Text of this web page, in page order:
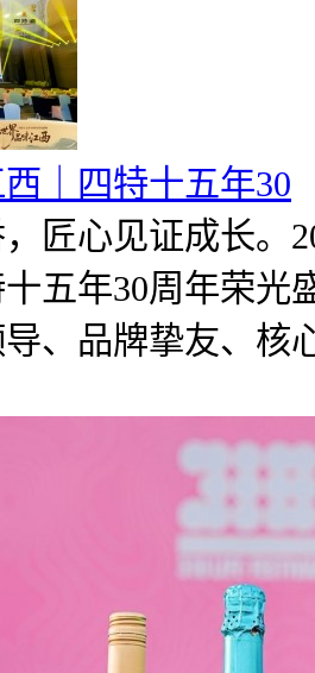
｜四特十五年30
匠心见证成长。
五年30周年荣光
、品牌挚友、核